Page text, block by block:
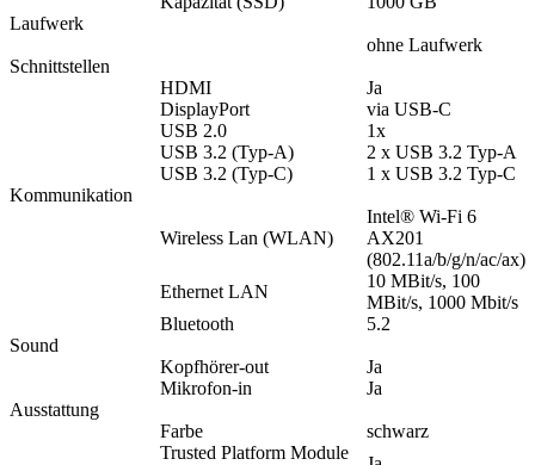
Laufwerk
ohne Laufwerk
Schnittstellen
HDMI
Ja
DisplayPort
via USB-C
USB 2.0
1x
USB 3.2 (Typ-A)
2 x USB 3.2 Typ-A
USB 3.2 (Typ-C)
1 x USB 3.2 Typ-C
Kommunikation
Wireless Lan (WLAN)
Intel® Wi-Fi 6
AX201
(802.11a/b/g/n/ac/ax)
Ethernet LAN
10 MBit/s, 100
MBit/s, 1000 Mbit/s
Bluetooth
5.2
Sound
Kopfhörer-out
Ja
Mikrofon-in
Ja
Ausstattung
Farbe
schwarz
Trusted Platform Module